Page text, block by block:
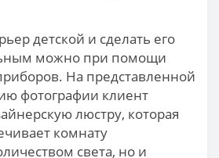
детской и сделать его
можно при помощи
На представленной
фотографии клиент
люстру, которая
комнату
света, но и